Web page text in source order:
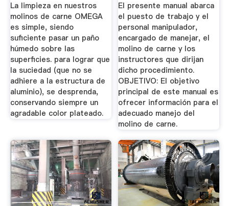
La limpieza en nuestros
molinos de carne OMEGA
es simple, siendo
suficiente pasar un paño
húmedo sobre las
superficies. para lograr que
la suciedad (que no se
adhiere a la estructura de
aluminio), se desprenda,
conservando siempre un
agradable color plateado.
El presente manual abarca
el puesto de trabajo y el
personal manipulador,
encargado de manejar, el
molino de carne y los
instructores que dirijan
dicho procedimiento.
OBJETIVO: El objetivo
principal de este manual es
ofrecer información para el
adecuado manejo del
molino de carne.